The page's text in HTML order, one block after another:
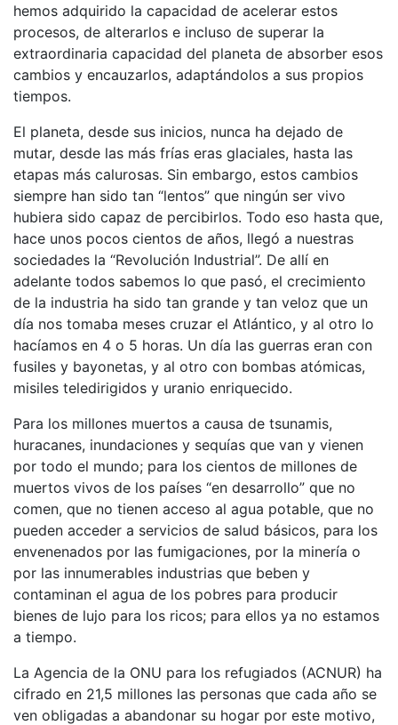
hemos adquirido la capacidad de acelerar estos
procesos, de alterarlos e incluso de superar la
extraordinaria capacidad del planeta de absorber esos
cambios y encauzarlos, adaptándolos a sus propios
tiempos.
El planeta, desde sus inicios, nunca ha dejado de
mutar, desde las más frías eras glaciales, hasta las
etapas más calurosas. Sin embargo, estos cambios
siempre han sido tan “lentos” que ningún ser vivo
hubiera sido capaz de percibirlos. Todo eso hasta que,
hace unos pocos cientos de años, llegó a nuestras
sociedades la “Revolución Industrial”. De allí en
adelante todos sabemos lo que pasó, el crecimiento
de la industria ha sido tan grande y tan veloz que un
día nos tomaba meses cruzar el Atlántico, y al otro lo
hacíamos en 4 o 5 horas. Un día las guerras eran con
fusiles y bayonetas, y al otro con bombas atómicas,
misiles teledirigidos y uranio enriquecido.
Para los millones muertos a causa de tsunamis,
huracanes, inundaciones y sequías que van y vienen
por todo el mundo; para los cientos de millones de
muertos vivos de los países “en desarrollo” que no
comen, que no tienen acceso al agua potable, que no
pueden acceder a servicios de salud básicos, para los
envenenados por las fumigaciones, por la minería o
por las innumerables industrias que beben y
contaminan el agua de los pobres para producir
bienes de lujo para los ricos; para ellos ya no estamos
a tiempo.
La Agencia de la ONU para los refugiados (ACNUR) ha
cifrado en 21,5 millones las personas que cada año se
ven obligadas a abandonar su hogar por este motivo,